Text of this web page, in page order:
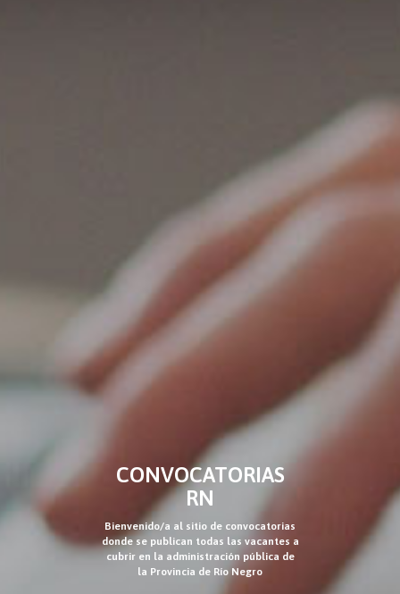
CONVOCATORIAS
RN
Bienvenido/a al sitio de convocatorias
donde se publican todas las vacantes a
cubrir en la administración pública de
la Provincia de Río Negro